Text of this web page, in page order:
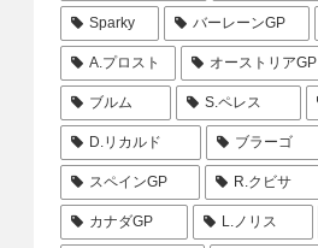
Sparky バーレーンGP
A.プロスト オーストリアGP
ブルム S.ペレス
D.リカルド ブラーゴ
スペインGP R.クビサ
カナダGP L.ノリス